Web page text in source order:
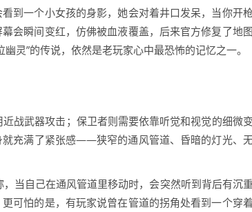
到一个小女孩的身影，她会对着井口发呆，当你开枪
会瞬间变红，仿佛被血液覆盖，后来官方修复了地图
灵”的传说，依然是老玩家心中最恐怖的记忆之一。
战武器攻击；保卫者则需要依靠听觉和视觉的细微变
充满了紧张感——狭窄的通风管道、昏暗的灯光、
当自己在通风管道里移动时，会突然听到背后有沉
可怕的是，有玩家说曾在管道的拐角处看到一个穿着